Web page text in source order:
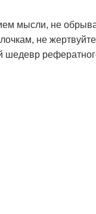
мысли, не
не
шедевр